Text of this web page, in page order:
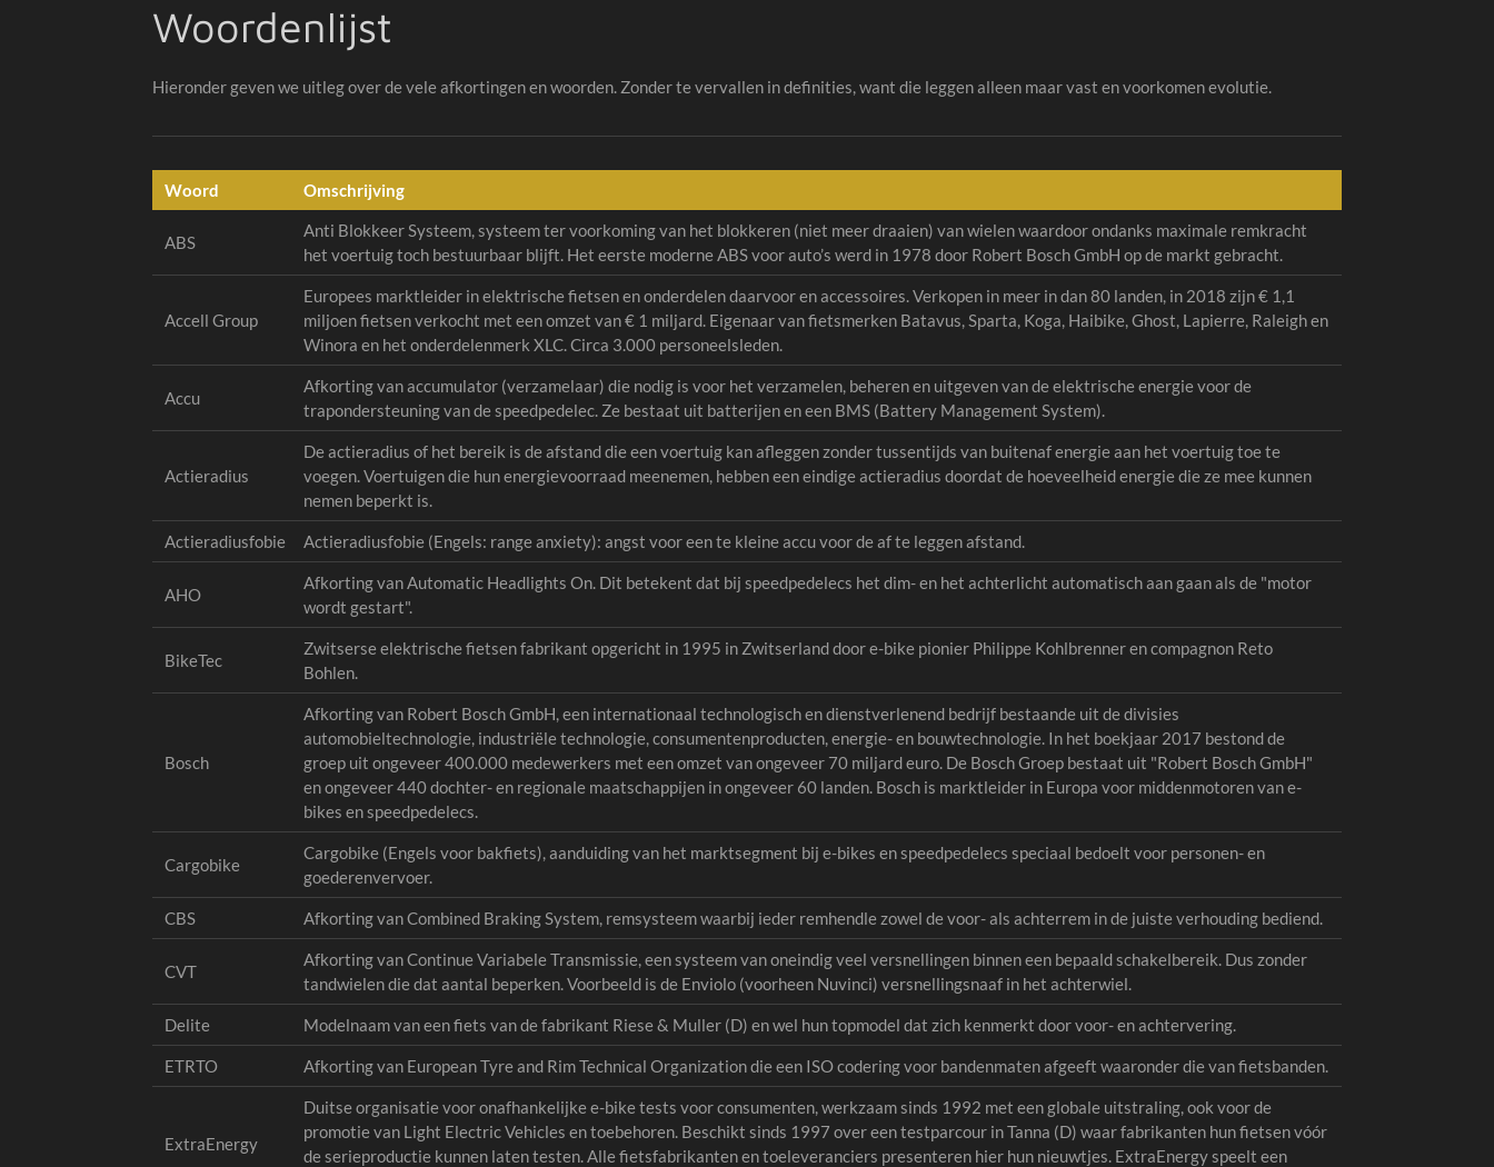
Woordenlijst
Hieronder geven we uitleg over de vele afkortingen en woorden. Zonder te vervallen in definities, want die leggen alleen maar vast en voorkomen evolutie.
Woord Omschrijving
ABS
Anti Blokkeer Systeem, systeem ter voorkoming van het blokkeren (niet meer draaien) van wielen waardoor ondanks maximale remkracht
het voertuig toch bestuurbaar blijft. Het eerste moderne ABS voor auto’s werd in 1978 door Robert Bosch GmbH op de markt gebracht.
Accell Group
Europees marktleider in elektrische fietsen en onderdelen daarvoor en accessoires. Verkopen in meer in dan 80 landen, in 2018 zijn € 1,1
miljoen fietsen verkocht met een omzet van € 1 miljard. Eigenaar van fietsmerken Batavus, Sparta, Koga, Haibike, Ghost, Lapierre, Raleigh en
Winora en het onderdelenmerk XLC. Circa 3.000 personeelsleden.
Accu
Afkorting van accumulator (verzamelaar) die nodig is voor het verzamelen, beheren en uitgeven van de elektrische energie voor de
trapondersteuning van de speedpedelec. Ze bestaat uit batterijen en een BMS (Battery Management System).
Actieradius
De actieradius of het bereik is de afstand die een voertuig kan afleggen zonder tussentijds van buitenaf energie aan het voertuig toe te
voegen. Voertuigen die hun energievoorraad meenemen, hebben een eindige actieradius doordat de hoeveelheid energie die ze mee kunnen
nemen beperkt is.
Actieradiusfobie Actieradiusfobie (Engels: range anxiety): angst voor een te kleine accu voor de af te leggen afstand.
AHO
Afkorting van Automatic Headlights On. Dit betekent dat bij speedpedelecs het dim- en het achterlicht automatisch aan gaan als de "motor
wordt gestart".
BikeTec
Zwitserse elektrische fietsen fabrikant opgericht in 1995 in Zwitserland door e-bike pionier Philippe Kohlbrenner en compagnon Reto
Bohlen.
Bosch
Afkorting van Robert Bosch GmbH, een internationaal technologisch en dienstverlenend bedrijf bestaande uit de divisies
automobieltechnologie, industriële technologie, consumentenproducten, energie- en bouwtechnologie. In het boekjaar 2017 bestond de
groep uit ongeveer 400.000 medewerkers met een omzet van ongeveer 70 miljard euro. De Bosch Groep bestaat uit "Robert Bosch GmbH"
en ongeveer 440 dochter- en regionale maatschappijen in ongeveer 60 landen. Bosch is marktleider in Europa voor middenmotoren van e-
bikes en speedpedelecs.
Cargobike
Cargobike (Engels voor bakfiets), aanduiding van het marktsegment bij e-bikes en speedpedelecs speciaal bedoelt voor personen- en
goederenvervoer.
CBS Afkorting van Combined Braking System, remsysteem waarbij ieder remhendle zowel de voor- als achterrem in de juiste verhouding bediend.
CVT
Afkorting van Continue Variabele Transmissie, een systeem van oneindig veel versnellingen binnen een bepaald schakelbereik. Dus zonder
tandwielen die dat aantal beperken. Voorbeeld is de Enviolo (voorheen Nuvinci) versnellingsnaaf in het achterwiel.
Delite Modelnaam van een fiets van de fabrikant Riese & Muller (D) en wel hun topmodel dat zich kenmerkt door voor- en achtervering.
ETRTO Afkorting van European Tyre and Rim Technical Organization die een ISO codering voor bandenmaten afgeeft waaronder die van fietsbanden.
ExtraEnergy
Duitse organisatie voor onafhankelijke e-bike tests voor consumenten, werkzaam sinds 1992 met een globale uitstraling, ook voor de
promotie van Light Electric Vehicles en toebehoren. Beschikt sinds 1997 over een testparcour in Tanna (D) waar fabrikanten hun fietsen vóór
de serieproductie kunnen laten testen. Alle fietsfabrikanten en toeleveranciers presenteren hier hun nieuwtjes. ExtraEnergy speelt een